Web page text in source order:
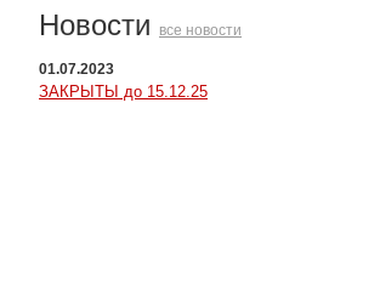
Новости все новости
01.07.2023
ЗАКРЫТЫ до 15.12.25